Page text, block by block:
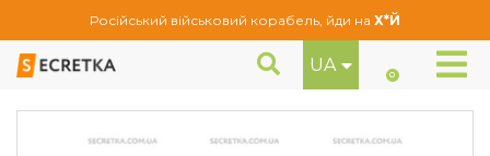
Російський військовий корабель, йди на Х*Й
UA 0
Вентилі